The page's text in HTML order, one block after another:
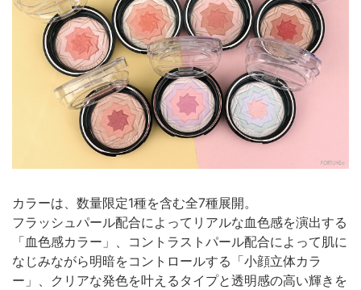
カラーは、数量限定1種を含む全7種展開。
フラッシュパール配合によってリアルな血色感を演出する
「血色感カラー」、コントラストパール配合によって肌に
なじみながら明暗をコントロールする「小顔立体カラ
ー」、クリアな発色を叶えるタイプと透明感の高い輝きを